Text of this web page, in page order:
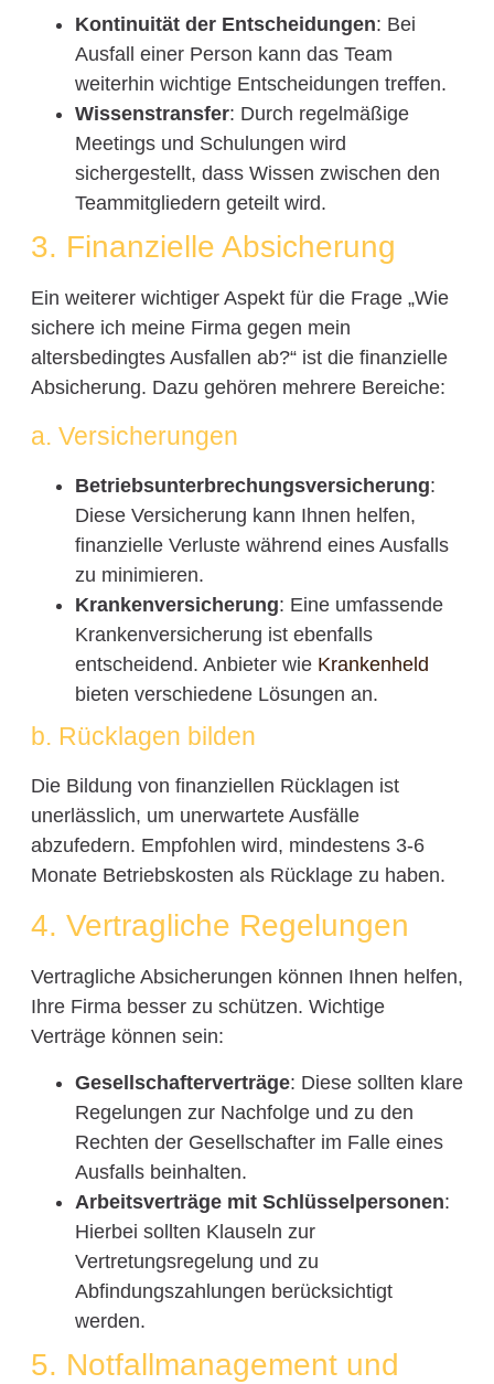
Kontinuität der Entscheidungen: Bei
Ausfall einer Person kann das Team
weiterhin wichtige Entscheidungen treffen.
Wissenstransfer: Durch regelmäßige
Meetings und Schulungen wird
sichergestellt, dass Wissen zwischen den
Teammitgliedern geteilt wird.
3. Finanzielle Absicherung
Ein weiterer wichtiger Aspekt für die Frage „Wie
sichere ich meine Firma gegen mein
altersbedingtes Ausfallen ab?“ ist die finanzielle
Absicherung. Dazu gehören mehrere Bereiche:
a. Versicherungen
Betriebsunterbrechungsversicherung:
Diese Versicherung kann Ihnen helfen,
finanzielle Verluste während eines Ausfalls
zu minimieren.
Krankenversicherung: Eine umfassende
Krankenversicherung ist ebenfalls
entscheidend. Anbieter wie Krankenheld
bieten verschiedene Lösungen an.
b. Rücklagen bilden
Die Bildung von finanziellen Rücklagen ist
unerlässlich, um unerwartete Ausfälle
abzufedern. Empfohlen wird, mindestens 3-6
Monate Betriebskosten als Rücklage zu haben.
4. Vertragliche Regelungen
Vertragliche Absicherungen können Ihnen helfen,
Ihre Firma besser zu schützen. Wichtige
Verträge können sein:
Gesellschafterverträge: Diese sollten klare
Regelungen zur Nachfolge und zu den
Rechten der Gesellschafter im Falle eines
Ausfalls beinhalten.
Arbeitsverträge mit Schlüsselpersonen:
Hierbei sollten Klauseln zur
Vertretungsregelung und zu
Abfindungszahlungen berücksichtigt
werden.
5. Notfallmanagement und